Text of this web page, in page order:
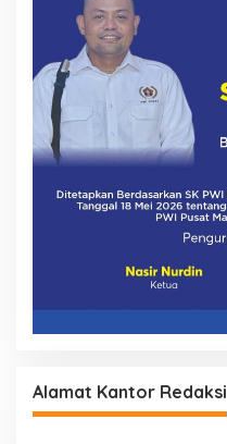
Alamat Kantor Redaksi